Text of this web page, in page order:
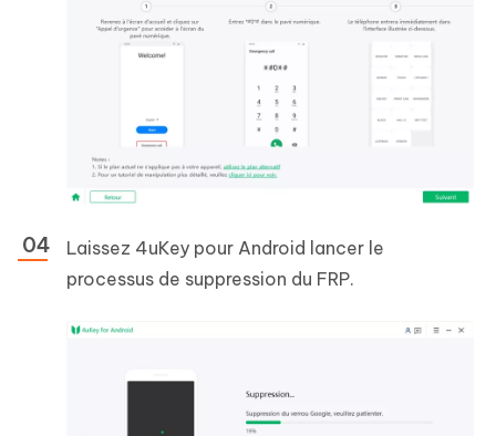
Laissez 4uKey pour Android lancer le
processus de suppression du FRP.